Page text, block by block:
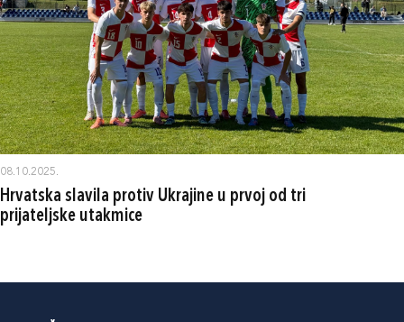
08.10.2025.
Hrvatska slavila protiv Ukrajine u prvoj od tri
prijateljske utakmice